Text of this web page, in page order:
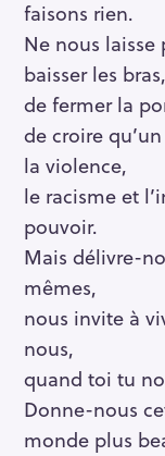
faisons rien.
Ne nous
baisser les bras,
de fermer la
de croire
la violence,
le racisme et
pouvoir.
Mais délivre-
mêmes,
nous invite à
nous,
quand toi tu
Donne-nous
monde plus